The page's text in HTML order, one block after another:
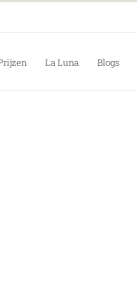
La Luna Blogs